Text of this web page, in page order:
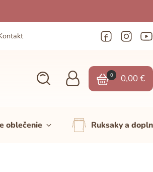
0 0,00€
oblečenie Ruksaky a